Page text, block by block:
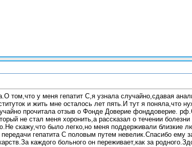
том,что у меня гепатит С,я узнала случайно,сдавая
и жить мне осталось лет пять.И тут я поняла,что
прочитала отзыв о Фонде Доверие фонддоверие.
не стал меня хоронить,а рассказал о течении
скажу,что было легко,но меня поддерживали близкие
передачи гепатита С половым путем невелик.Спасибо
каждого больного он переживает,как за